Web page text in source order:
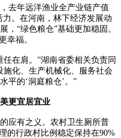
年远洋渔业全产业链产值
力。在河南，林下经济发展动
，“绿色粮仓”基础更加稳固。
幸福。
在肩。”湖南省委相关负责同
施化、生产机械化、服务社会
平的‘洞庭粮仓’。”
更宜居宜业
有之义。农村卫生厕所普
的行政村比例稳定保持在90%